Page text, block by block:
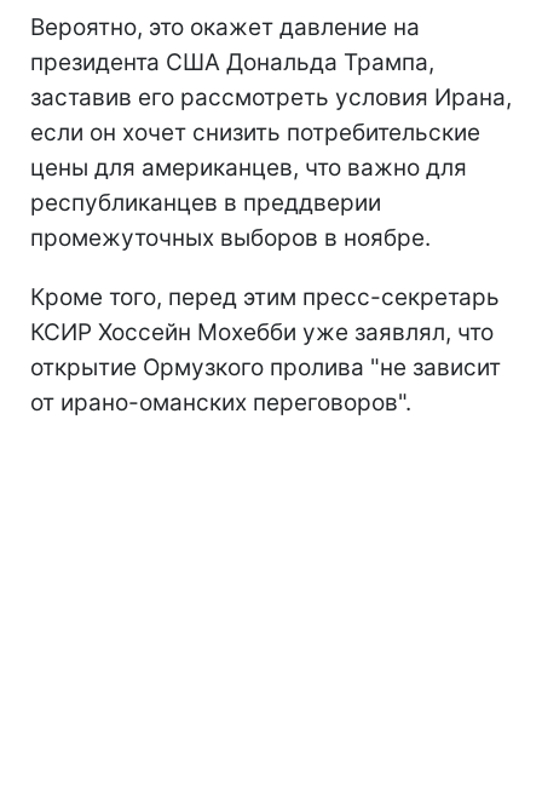
Вероятно, это окажет давление на
президента США Дональда Трампа,
заставив его рассмотреть условия Ирана,
если он хочет снизить потребительские
цены для американцев, что важно для
республиканцев в преддверии
промежуточных выборов в ноябре.
Кроме того, перед этим пресс-секретарь
КСИР Хоссейн Мохебби уже заявлял, что
открытие Ормузкого пролива "не зависит
от ирано-оманских переговоров".